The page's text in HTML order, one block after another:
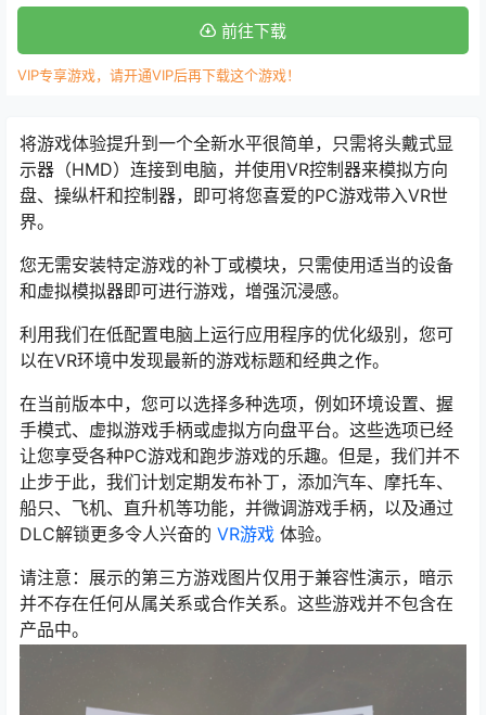
前往下载
VIP专享游戏，请开通VIP后再下载这个游戏！
将游戏体验提升到一个全新水平很简单，只需将头戴式显
示器（HMD）连接到电脑，并使用VR控制器来模拟方向
盘、操纵杆和控制器，即可将您喜爱的PC游戏带入VR世
界。
您无需安装特定游戏的补丁或模块，只需使用适当的设备
和虚拟模拟器即可进行游戏，增强沉浸感。
利用我们在低配置电脑上运行应用程序的优化级别，您可
以在VR环境中发现最新的游戏标题和经典之作。
在当前版本中，您可以选择多种选项，例如环境设置、握
手模式、虚拟游戏手柄或虚拟方向盘平台。这些选项已经
让您享受各种PC游戏和跑步游戏的乐趣。但是，我们并不
止步于此，我们计划定期发布补丁，添加汽车、摩托车、
船只、飞机、直升机等功能，并微调游戏手柄，以及通过
DLC解锁更多令人兴奋的 VR游戏 体验。
请注意：展示的第三方游戏图片仅用于兼容性演示，暗示
并不存在任何从属关系或合作关系。这些游戏并不包含在
产品中。